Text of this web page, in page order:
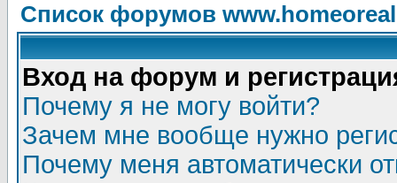
Список форумов
Вход на форум и
Почему я не могу войти?
Зачем мне вообще нужно
Почему меня автоматически